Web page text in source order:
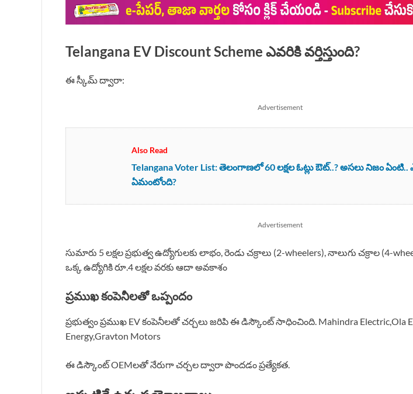
Telangana EV Discount Scheme ఎవరికి వర్తిస్తుంది?
ఈ స్కీమ్ ద్వారా:
Advertisement
Also Read
Telangana Voter List: తెలంగాణలో 60 లక్షల ఓట్లు ఔట్..? అసలు నిజం
ఏమంటోంది?
Advertisement
సుమారు 5 లక్షల ప్రభుత్వ ఉద్యోగులకు లాభం, రెండు చక్రాలు (2-wheelers), నాలుగు చక్రాల (4-
ఒక్క ఉద్యోగికి రూ.4 లక్షల వరకు ఆదా అవకాశం
ప్రముఖ కంపెనీలతో ఒప్పందం
ప్రభుత్వం ప్రముఖ EV కంపెనీలతో చర్చలు జరిపి ఈ డిస్కౌంట్ సాధించింది. Mahindra Electric,Ola
Energy,Gravton Motors
ఈ డిస్కౌంట్ OEMలతో నేరుగా చర్చల ద్వారా పొందడం ప్రత్యేకత.